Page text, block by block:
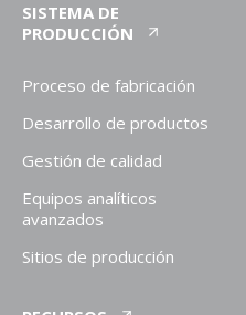
SISTEMA DE
PRODUCCIÓN
Proceso de fabricación
Desarrollo de productos
Gestión de calidad
Equipos analíticos
avanzados
Sitios de producción